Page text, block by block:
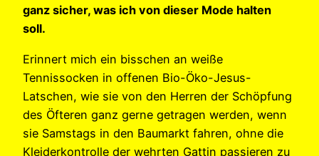
ganz sicher, was ich von dieser Mode halten
soll.
Erinnert mich ein bisschen an weiße
Tennissocken in offenen Bio-Öko-Jesus-
Latschen, wie sie von den Herren der Schöpfung
des Öfteren ganz gerne getragen werden, wenn
sie Samstags in den Baumarkt fahren, ohne die
Kleiderkontrolle der wehrten Gattin passieren zu